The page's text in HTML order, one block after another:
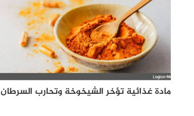
مادة غذائية تؤخر الشيخوخة وتحارب السرطان